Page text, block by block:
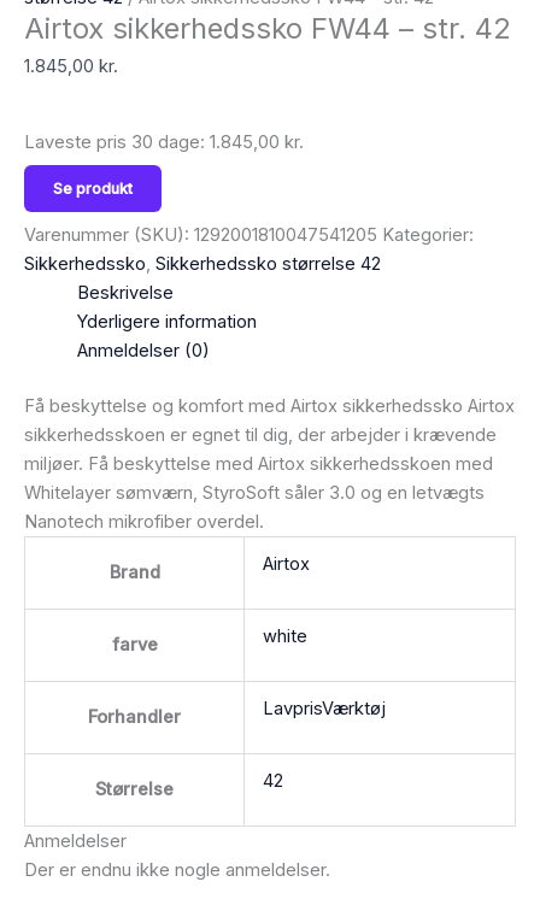
Airtox sikkerhedssko FW44 – str. 42
1.845,00 kr.
Laveste pris 30 dage: 1.845,00 kr.
Se produkt
Varenummer (SKU): 1292001810047541205 Kategorier:
Sikkerhedssko, Sikkerhedssko størrelse 42
Beskrivelse
Yderligere information
Anmeldelser (0)
Få beskyttelse og komfort med Airtox sikkerhedssko Airtox
sikkerhedsskoen er egnet til dig, der arbejder i krævende
miljøer. Få beskyttelse med Airtox sikkerhedsskoen med
Whitelayer sømværn, StyroSoft såler 3.0 og en letvægts
Nanotech mikrofiber overdel.
Brand Airtox
farve white
Forhandler LavprisVærktøj
Størrelse 42
Anmeldelser
Der er endnu ikke nogle anmeldelser.